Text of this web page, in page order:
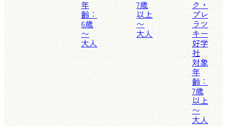
年
齢：
6歳
〜
大人
7歳
以上
〜
大人
ク・
プレ
ラツ
キー
好学
社
対象
年
齢：
7歳
以上
〜
大人